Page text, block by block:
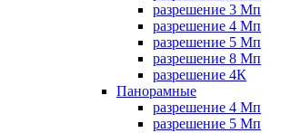
разрешение 3 Мп
разрешение 4 Мп
разрешение 5 Мп
разрешение 8 Мп
разрешение 4К
Панорамные
разрешение 4 Мп
разрешение 5 Мп